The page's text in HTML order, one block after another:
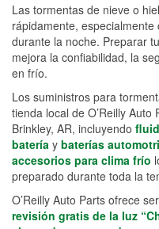
Las tormentas de nieve o
rápidamente,
durante la noche. Preparar
mejora la confiabilidad, la
en frío.
Los suministros para
tienda local de O’Reilly
Brinkley, AR, incluyendo
batería y baterías
accesorios para clima frío
preparado durante toda la
O’Reilly Auto Parts ofrece
revisión gratis de la luz